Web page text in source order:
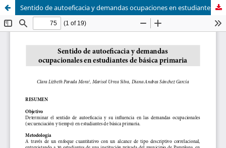
Sentido de autoeficacia y demandas ocupaciones en estudiantes de básica primaria